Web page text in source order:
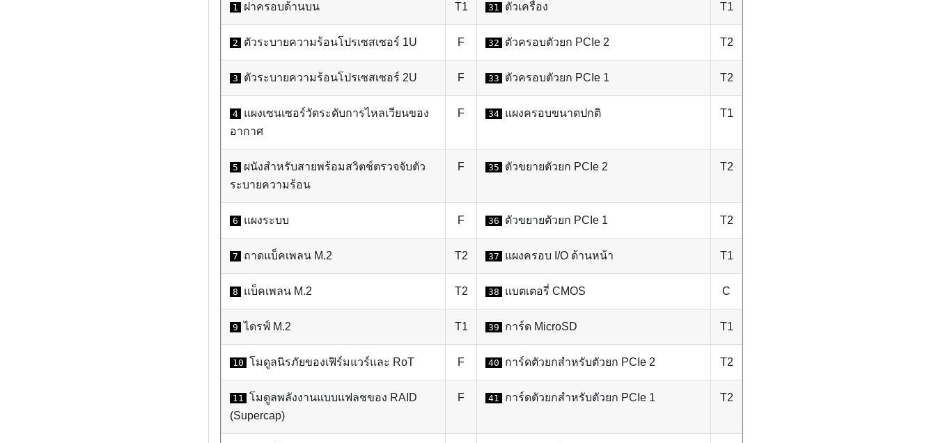
1 ฝาครอบด้านบน T1 31 ตัวเครื่อง T1
2 ตัวระบายความร้อนโปรเซสเซอร์ 1U F 32 ตัวครอบตัวยก PCIe 2 T2
3 ตัวระบายความร้อนโปรเซสเซอร์ 2U F 33 ตัวครอบตัวยก PCIe 1 T2
4 แผงเซนเซอร์วัดระดับการไหลเวียนของ
อากาศ
F 34 แผงครอบขนาดปกติ T1
5
ผนังสำหรับสายพร้อมสวิตช์ตรวจจับตัว
ระบายความร้อน
F 35 ตัวขยายตัวยก PCIe 2 T2
6 แผงระบบ F 36 ตัวขยายตัวยก PCIe 1 T2
7 ถาดแบ็คเพลน M.2 T2 37 แผงครอบ I/O ด้านหน้า T1
8 แบ็คเพลน M.2 T2 38 แบตเตอรี่ CMOS C
9 ไดรฟ์ M.2 T1 39 การ์ด MicroSD T1
10 โมดูลนิรภัยของเฟิร์มแวร์และ RoT F 40 การ์ดตัวยกสำหรับตัวยก PCIe 2 T2
11 โมดูลพลังงานแบบแฟลชของ RAID
(Supercap)
F 41 การ์ดตัวยกสำหรับตัวยก PCIe 1 T2